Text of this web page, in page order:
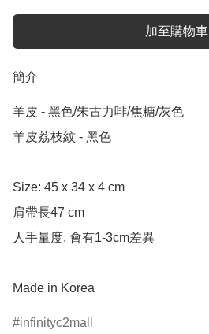
加至購物車
簡介
羊皮 - 黑色/朱古力啡/焦糖/灰色
羊皮荔枝紋 - 黑色
Size: 45 x 34 x 4 cm
肩帶長47 cm
人手量度, 會有1-3cm差異
Made in Korea
infinityc2mall